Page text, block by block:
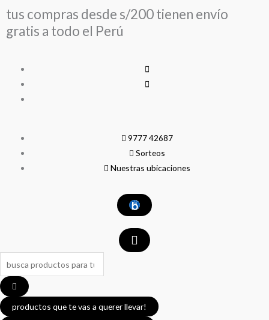
contenido
tus compras desde s/200 tienen envío
gratis a todo el Perú
9777 42687
Sorteos
Nuestras ubicaciones
Search
...
productos que te vas a querer llevar!